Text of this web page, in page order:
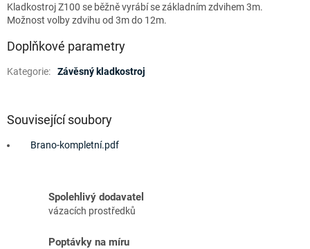
Kladkostroj Z100 se běžně vyrábí se základním zdvihem 3m.
Možnost volby zdvihu od 3m do 12m.
Doplňkové parametry
Kategorie: Závěsný kladkostroj
Související soubory
Brano-kompletní.pdf
Spolehlivý dodavatel
vázacích prostředků
Poptávky na míru